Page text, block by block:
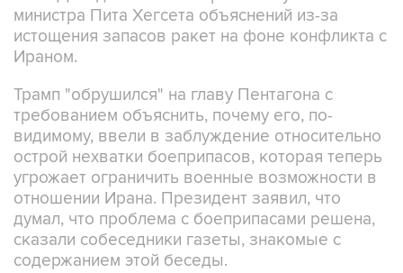
министра Пита Хегсета объяснений из-за
истощения запасов ракет на фоне конфликта с
Ираном.
Трамп "обрушился" на главу Пентагона с
требованием объяснить, почему его, по-
видимому, ввели в заблуждение относительно
острой нехватки боеприпасов, которая теперь
угрожает ограничить военные возможности в
отношении Ирана. Президент заявил, что
думал, что проблема с боеприпасами решена,
сказали собеседники газеты, знакомые с
содержанием этой беседы.